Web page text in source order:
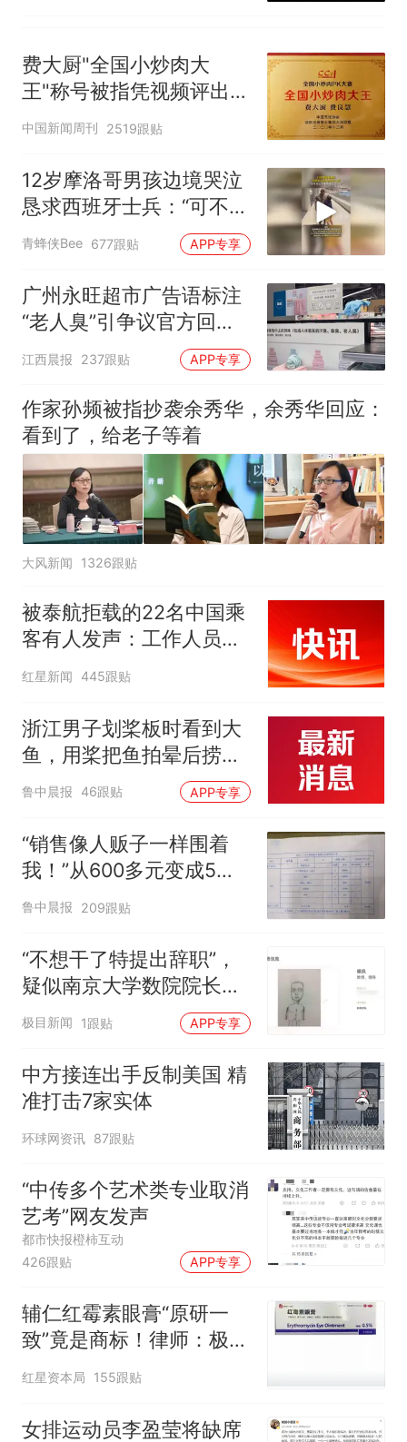
费大厨"全国小炒肉大
王"称号被指凭视频评出
官方回应
中国新闻周刊 2519跟贴
12岁摩洛哥男孩边境哭泣
恳求西班牙士兵：“可不可
以不要把我遣返回国”
青蜂侠Bee 677跟贴 APP专享
广州永旺超市广告语标注
“老人臭”引争议官方回
应：统一上报反馈，门店
江西晨报 237跟贴 APP专享
作家孙频被指抄袭余秀华，余秀华回应：
看到了，给老子等着
大风新闻 1326跟贴
被泰航拒载的22名中国乘
客有人发声：工作人员承
诺免费改签，最后却自费
红星新闻 445跟贴
浙江男子划桨板时看到大
鱼，用桨把鱼拍晕后捞
起；当事人：鱼重7斤6
两，做成红烧辣子鱼块，
味道很好
鲁中晨报 46跟贴 APP专享
“销售像人贩子一样围着
我！”从600多元变成5万
元，57岁保洁阿姨做医美
后眼睛肿到流泪、视物模
糊
鲁中晨报 209跟贴
“不想干了特提出辞职”，
疑似南京大学数院院长辞
职信流传，院方回应：喻
良教授已卸任院长一职，
不清楚辞职信来源；曾用
手绘图做头像
极目新闻 1跟贴 APP专享
中方接连出手反制美国 精
准打击7家实体
环球网资讯 87跟贴
“中传多个艺术类专业取消
艺考”网友发声
都市快报橙柿互动
426跟贴
APP专享
辅仁红霉素眼膏“原研一
致”竟是商标！律师：极易
误导消费者，不妥
红星资本局 155跟贴
女排运动员李盈莹将缺席